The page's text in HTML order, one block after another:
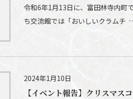
令和6年1月13日に、富田林寺内町
ち交流館では「おいしいクラムチ
2024年1月10日
【イベント報告】クリスマス